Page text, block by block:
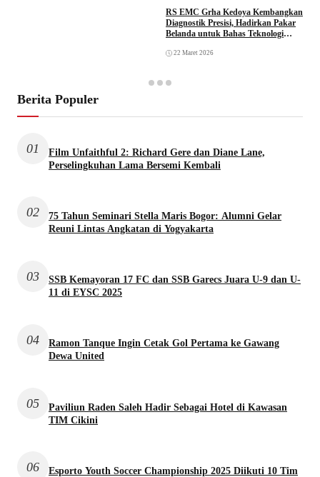
RS EMC Grha Kedoya Kembangkan
Diagnostik Presisi, Hadirkan Pakar
Belanda untuk Bahas Teknologi
22 Maret 2026
Berita Populer
01
Film Unfaithful 2: Richard Gere dan Diane Lane,
Perselingkuhan Lama Bersemi Kembali
02
75 Tahun Seminari Stella Maris Bogor: Alumni Gelar
Reuni Lintas Angkatan di Yogyakarta
03
SSB Kemayoran 17 FC dan SSB Garecs Juara U-9 dan U-
11 di EYSC 2025
04
Ramon Tanque Ingin Cetak Gol Pertama ke Gawang
Dewa United
05
Paviliun Raden Saleh Hadir Sebagai Hotel di Kawasan
TIM Cikini
06
Esporto Youth Soccer Championship 2025 Diikuti 10 Tim